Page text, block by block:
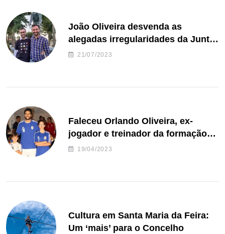
João Oliveira desvenda as
alegadas irregularidades da Junta
de Freguesia S. João de Ver
21/07/2023
Faleceu Orlando Oliveira, ex-
jogador e treinador da formação
de andebol do Feirense
19/04/2023
Cultura em Santa Maria da Feira:
Um ‘mais’ para o Concelho